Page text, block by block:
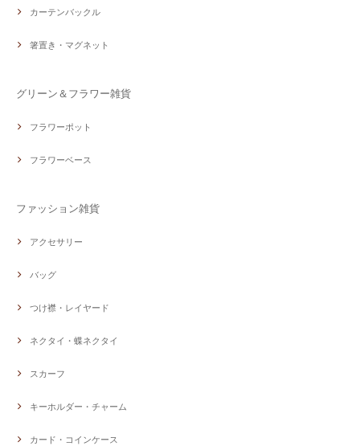
カーテンバックル
箸置き・マグネット
グリーン＆フラワー雑貨
フラワーポット
フラワーベース
ファッション雑貨
アクセサリー
バッグ
つけ襟・レイヤード
ネクタイ・蝶ネクタイ
スカーフ
キーホルダー・チャーム
カード・コインケース